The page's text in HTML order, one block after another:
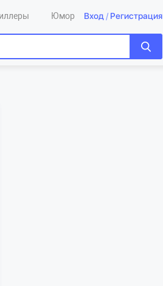
Юмор Вход / Регистрация